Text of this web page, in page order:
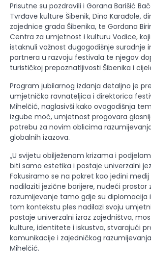
Prisutne su pozdravili i Gorana Barišić
Tvrđave kulture Šibenik, Dino Karađole,
zajednice grada Šibenika, te Gordana
Centra za umjetnost i kulturu Vodice,
istaknuli važnost dugogodišnje suradnje
partnera u razvoju festivala te njegov
turističkoj prepoznatljivosti Šibenika i
Program jubilarnog izdanja detaljno je
umjetnička ravnateljica i direktorica
Mihelčić, naglasivši kako ovogodišnja
izgube moć, umjetnost progovara
potrebu za novim oblicima
globalnih izazova.
„U svijetu obilježenom krizama i
biti samo estetika i postaje univerzalni
Fokusiramo se na pokret kao jedini
nadilaziti jezične barijere, nudeći prostor
razumijevanje tamo gdje su diplomacija i
tom kontekstu ples nadilazi svoju
postaje univerzalni izraz zajedništva,
kulture, identitete i iskustva, stvarajući
komunikacije i zajedničkog
Mihelčić.